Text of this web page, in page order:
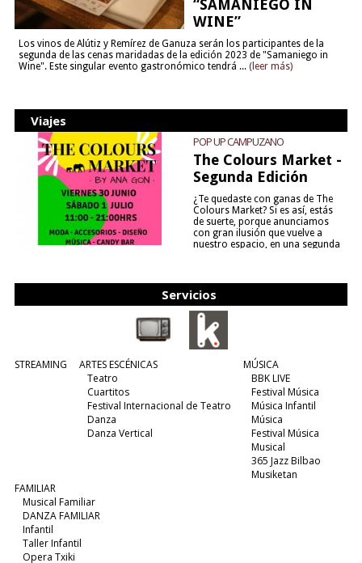
“SAMANIEGO IN
WINE”
Los vinos de Alútiz y Remírez de Ganuza serán los participantes de la
segunda de las cenas maridadas de la edición 2023 de "Samaniego in
Wine". Este singular evento gastronómico tendrá ... (leer más)
Viajes
POP UP CAMPUZANO
The Colours Market -
Segunda Edición
¿Te quedaste con ganas de The
Colours Market? Si es así, estás
de suerte, porque anunciamos
con gran ilusión que vuelve a
nuestro espacio, en una segunda
Servicios
STREAMING
ARTES ESCÉNICAS
Teatro
Cuartitos
Festival Internacional de Teatro
Danza
Danza Vertical
MÚSICA
BBK LIVE
Festival Música
Música Infantil
Música
Festival Música
Musical
365 Jazz Bilbao
Musiketan
FAMILIAR
Musical Familiar
DANZA FAMILIAR
Infantil
Taller Infantil
Opera Txiki